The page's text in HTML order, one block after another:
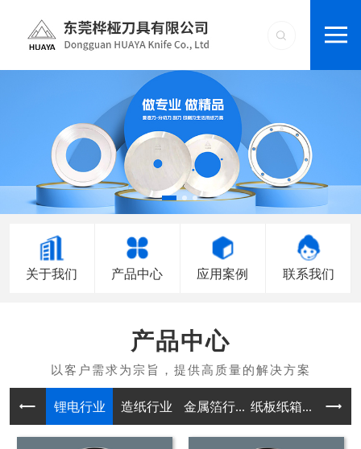
关于我们 产品中心 应用案例 联系我们
产品中心
锂电行业 造纸行业 金属箔行... 纸板纸箱... 不干